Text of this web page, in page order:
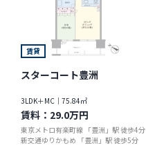
賃貸
スターコート豊洲
3LDK＋MC｜75.84㎡
賃料： 29.0万円
東京メトロ有楽町線 「豊洲」駅 徒歩4分
新交通ゆりかもめ 「豊洲」駅 徒歩5分